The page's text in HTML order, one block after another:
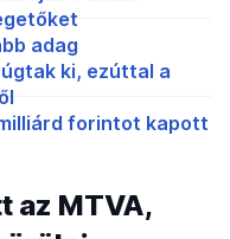
adag
ki, ezúttal a
forintot kapott
az MTVA,